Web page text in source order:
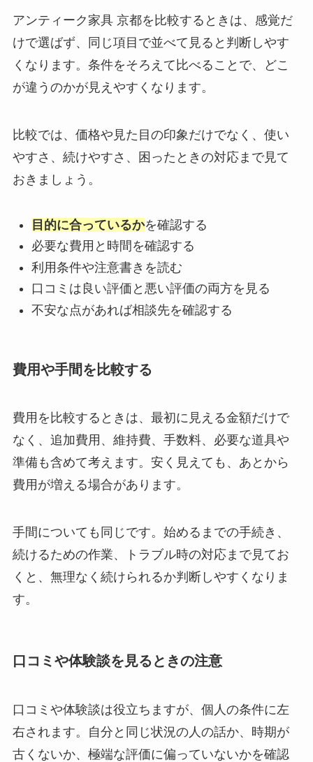
アンティーク家具 京都を比較するときは、感覚だ
けで選ばず、同じ項目で並べて見ると判断しやす
くなります。条件をそろえて比べることで、どこ
が違うのかが見えやすくなります。
比較では、価格や見た目の印象だけでなく、使い
やすさ、続けやすさ、困ったときの対応まで見て
おきましょう。
目的に合っているかを確認する
必要な費用と時間を確認する
利用条件や注意書きを読む
口コミは良い評価と悪い評価の両方を見る
不安な点があれば相談先を確認する
費用や手間を比較する
費用を比較するときは、最初に見える金額だけで
なく、追加費用、維持費、手数料、必要な道具や
準備も含めて考えます。安く見えても、あとから
費用が増える場合があります。
手間についても同じです。始めるまでの手続き、
続けるための作業、トラブル時の対応まで見てお
くと、無理なく続けられるか判断しやすくなりま
す。
口コミや体験談を見るときの注意
口コミや体験談は役立ちますが、個人の条件に左
右されます。自分と同じ状況の人の話か、時期が
古くないか、極端な評価に偏っていないかを確認